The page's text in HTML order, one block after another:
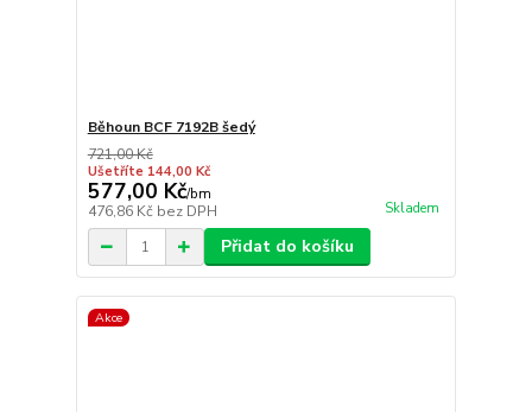
Běhoun BCF 7192B šedý
721,00 Kč
Ušetříte 144,00 Kč
577,00 Kč/bm
476,86 Kč bez DPH Skladem
Přidat do košíku
Akce